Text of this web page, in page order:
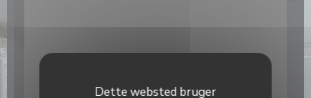
Dette websted bruger